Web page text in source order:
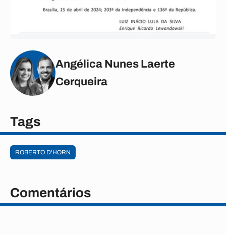
Angélica Nunes Laerte
Cerqueira
Tags
ROBERTO D'HORN
Comentários